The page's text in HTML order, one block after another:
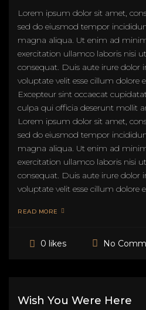
Lorem ipsum dolor sit amet,
sed do eiusmod tempor
magna aliqua. Ut enim ad
exercitation ullamco laboris nisi
consequat. Duis aute irure dolor
voluptate velit esse cillum dolore
Excepteur sint occaecat
culpa qui officia deserunt mollit
Lorem ipsum dolor sit amet,
sed do eiusmod tempor
magna aliqua. Ut enim ad
exercitation ullamco laboris nisi
consequat. Duis aute irure dolor
voluptate velit esse cillum dolore
READ MORE
0 likes No
Wish You Were Here